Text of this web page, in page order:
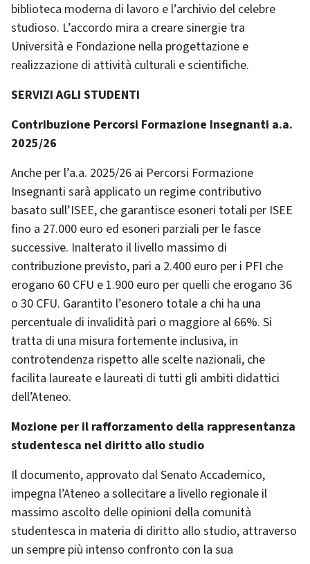
biblioteca moderna di lavoro e l’archivio del celebre
studioso. L’accordo mira a creare sinergie tra
Università e Fondazione nella progettazione e
realizzazione di attività culturali e scientifiche.
SERVIZI AGLI STUDENTI
Contribuzione Percorsi Formazione Insegnanti a.a.
2025/26
Anche per l’a.a. 2025/26 ai Percorsi Formazione
Insegnanti sarà applicato un regime contributivo
basato sull’ISEE, che garantisce esoneri totali per ISEE
fino a 27.000 euro ed esoneri parziali per le fasce
successive. Inalterato il livello massimo di
contribuzione previsto, pari a 2.400 euro per i PFI che
erogano 60 CFU e 1.900 euro per quelli che erogano 36
o 30 CFU. Garantito l’esonero totale a chi ha una
percentuale di invalidità pari o maggiore al 66%. Si
tratta di una misura fortemente inclusiva, in
controtendenza rispetto alle scelte nazionali, che
facilita laureate e laureati di tutti gli ambiti didattici
dell’Ateneo.
Mozione per il rafforzamento della rappresentanza
studentesca nel diritto allo studio
Il documento, approvato dal Senato Accademico,
impegna l’Ateneo a sollecitare a livello regionale il
massimo ascolto delle opinioni della comunità
studentesca in materia di diritto allo studio, attraverso
un sempre più intenso confronto con la sua